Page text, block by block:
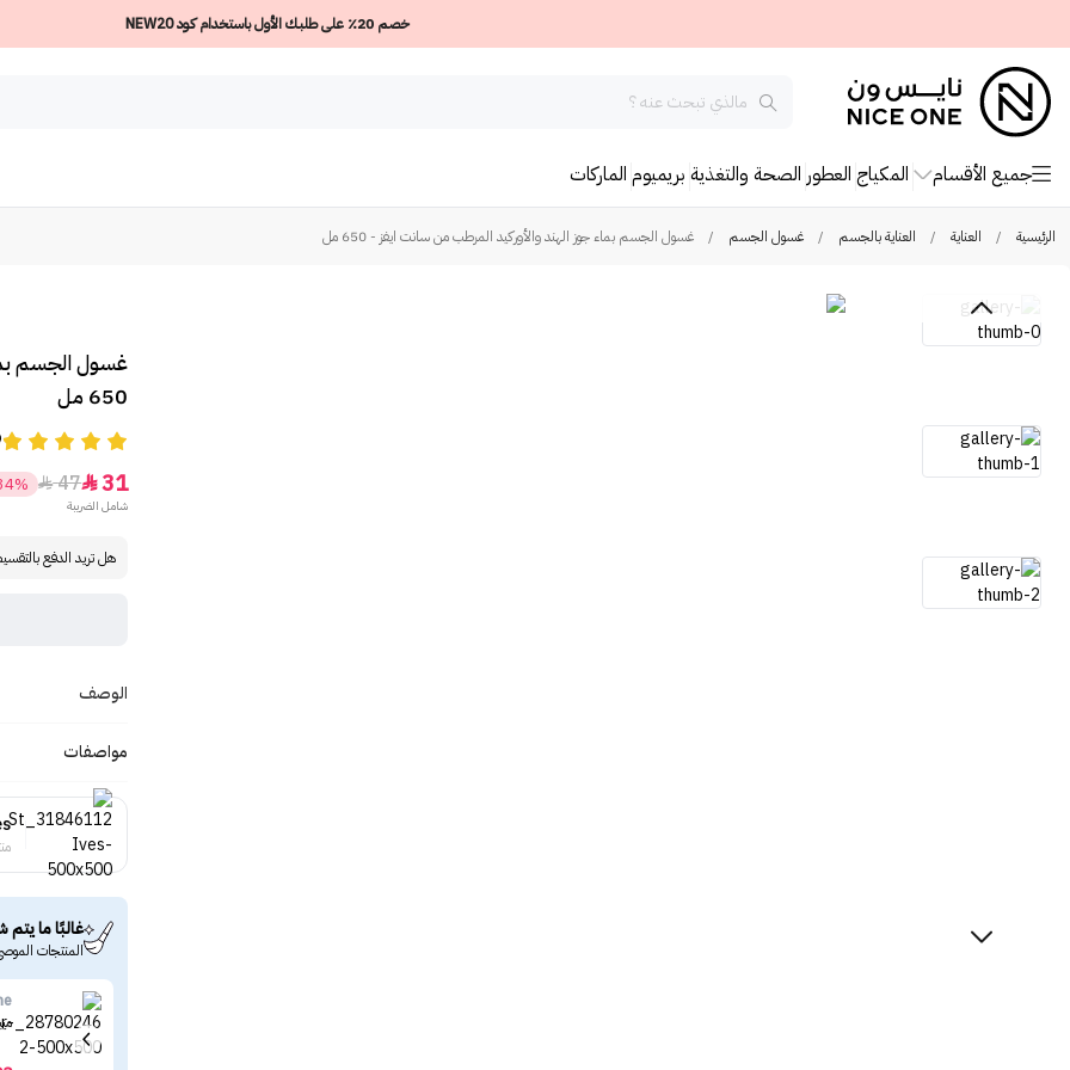
خصم 20٪ على طلبك الأول باستخدام كود NEW20
جميع الأقسام المكياج العطور الصحة والتغذية بريميوم الماركات
الرئيسية / العناية / العناية بالجسم / غسول الجسم / غسول الجسم بماء جوز الهند والأوركيد المرطب من سانت ايفز - 650 مل
غسول الجسم
650 مل
31

47

شامل الضريبة
هل تريد الدفع
الوصف
مواصفات
غالبًا ما يتم
المنتجات